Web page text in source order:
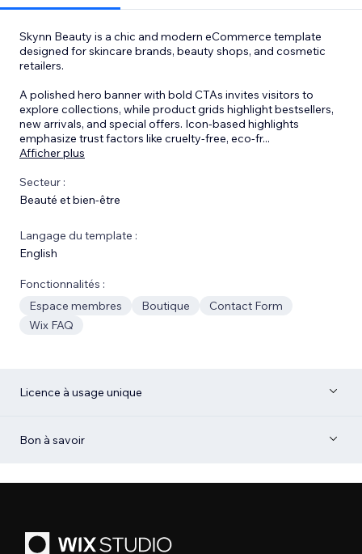
Skynn Beauty is a chic and modern eCommerce template
designed for skincare brands, beauty shops, and cosmetic
retailers.
A polished hero banner with bold CTAs invites visitors to
explore collections, while product grids highlight bestsellers,
new arrivals, and special offers. Icon-based highlights
emphasize trust factors like cruelty-free, eco-fr...
Afficher plus
Secteur :
Beauté et bien-être
Langage du template :
English
Fonctionnalités :
Espace membres
Boutique
Contact Form
Wix FAQ
Licence à usage unique
Bon à savoir